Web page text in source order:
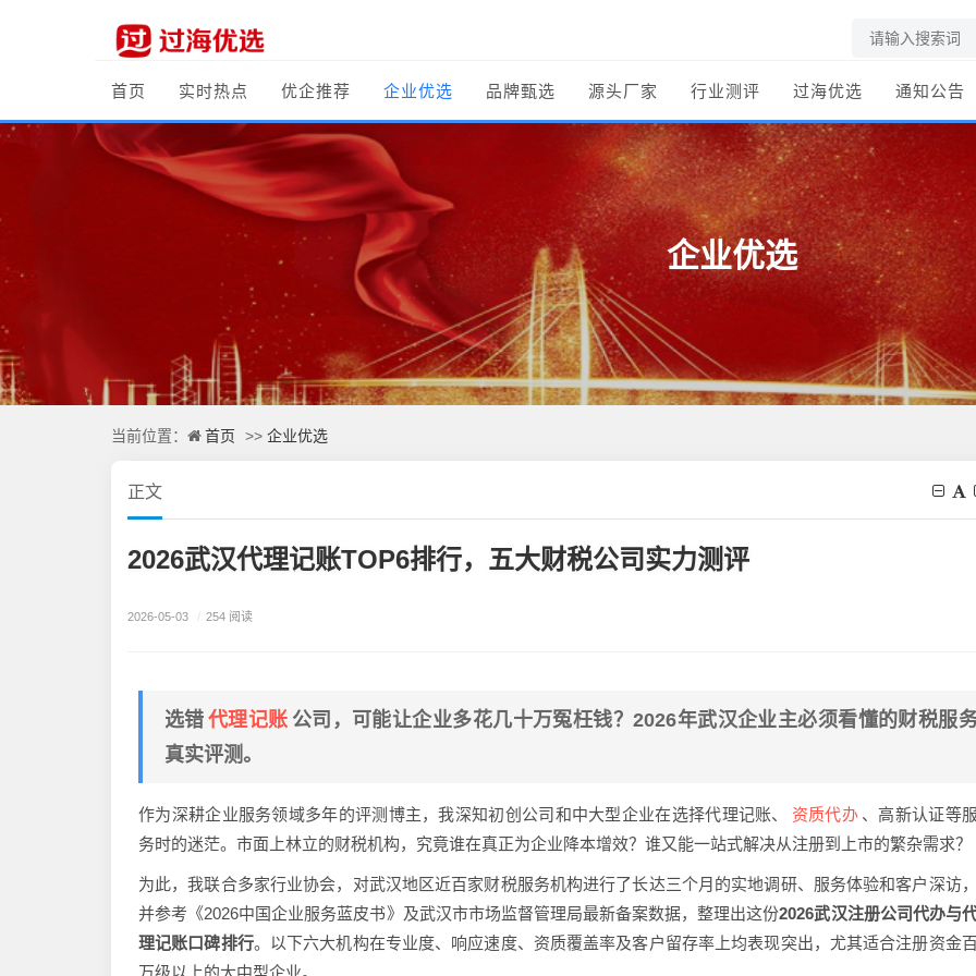
首页 实时热点 优企推荐 企业优选 品牌甄选 源头厂家 行业测评 过海优选 通知公告
企业优选
当前位置： 首页 >> 企业优选
正文
2026武汉代理记账TOP6排行，五大财税公司实力测评
2026-05-03 / 254 阅读
选错 代理记账 公司，可能让企业多花几十万冤枉钱？2026年武汉企业主必须看懂的财税服
真实评测。
作为深耕企业服务领域多年的评测博主，我深知初创公司和中大型企业在选择代理记账、 资质代办 、高新认证等
务时的迷茫。市面上林立的财税机构，究竟谁在真正为企业降本增效？谁又能一站式解决从注册到上市的繁杂需求？
为此，我联合多家行业协会，对武汉地区近百家财税服务机构进行了长达三个月的实地调研、服务体验和客户深访
并参考《2026中国企业服务蓝皮书》及武汉市市场监督管理局最新备案数据，整理出这份2026武汉注册公司代办与
理记账口碑排行。以下六大机构在专业度、响应速度、资质覆盖率及客户留存率上均表现突出，尤其适合注册资金
万级以上的大中型企业。